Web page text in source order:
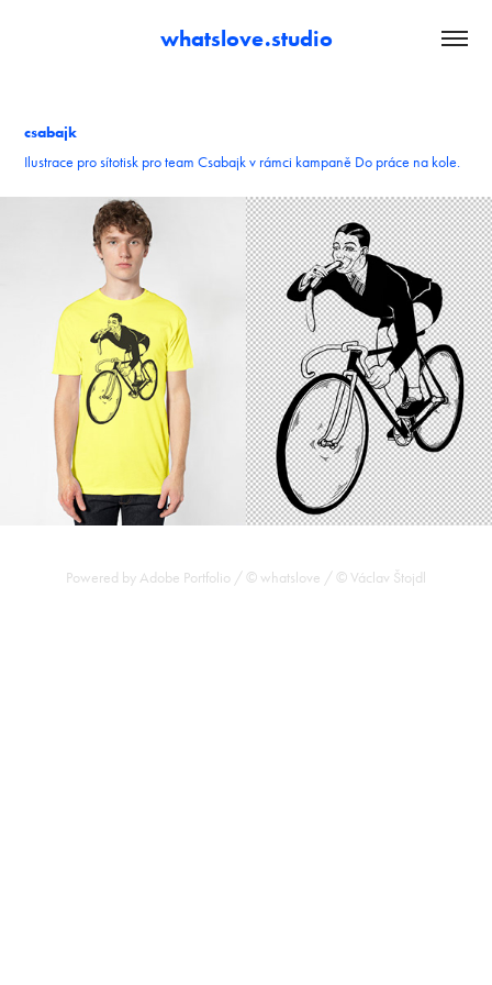
whatslove.studio
csabajk
Ilustrace pro sítotisk pro team Csabajk v rámci kampaně Do práce na kole.
Powered by Adobe Portfolio / © whatslove / © Václav Štojdl